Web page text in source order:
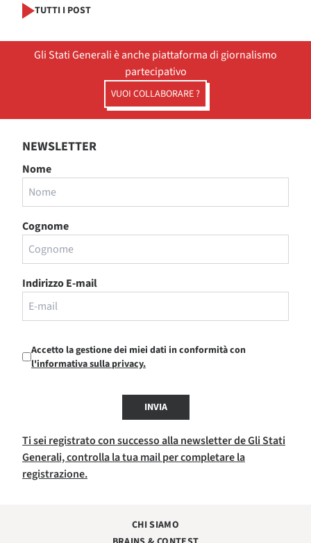
TUTTI I POST
Gli Stati Generali è anche piattaforma di giornalismo
partecipativo
VUOI COLLABORARE ?
NEWSLETTER
Nome
Cognome
Indirizzo E-mail
Accetto la gestione dei miei dati in conformità con
l'informativa sulla privacy.
INVIA
Ti sei registrato con successo alla newsletter de Gli Stati
Generali, controlla la tua mail per completare la
registrazione.
CHI SIAMO